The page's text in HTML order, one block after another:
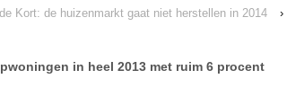
Kort: de huizenmarkt gaat niet herstellen in 2014 ›
in heel 2013 met ruim 6 procent